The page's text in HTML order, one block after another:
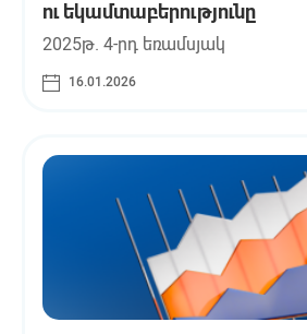
ու եկամտաբերությունը
2025թ. 4-րդ եռամսյակ
16.01.2026